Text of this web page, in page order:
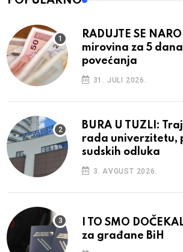
RADUJTE SE
mirovina za 5
povećanja
31. JULI 2026.
BURA U TUZLI:
rada univerzitetu,
sudskih odluka
3. AVGUST 2026.
I TO SMO
za građane BiH